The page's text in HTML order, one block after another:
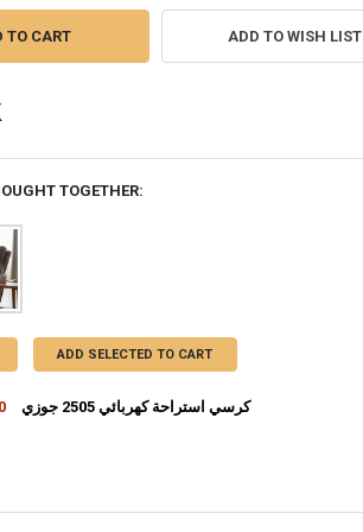
ADD TO WISH LIST
TOGETHER:
ADD SELECTED TO CART
كرسي استراحة كهربائي 2505 جوزي